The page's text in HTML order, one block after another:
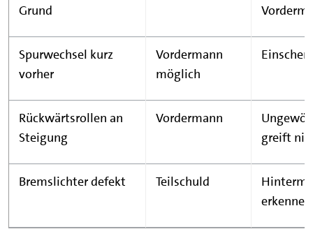
Grund
Spurwechsel kurz
vorher
Vordermann
möglich
Rückwärtsrollen an
Steigung
Vordermann
greift
Bremslichter defekt Teilschuld
erkennen